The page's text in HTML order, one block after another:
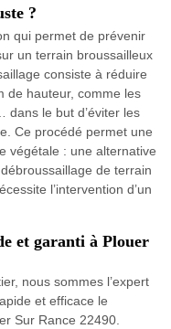
?
qui permet de prévenir
un terrain broussailleux
consiste à réduire
de hauteur, comme les
dans le but d’éviter les
Ce procédé permet une
végétale : une alternative
de terrain
l’intervention d’un
et garanti à Plouer
nous sommes l’expert
et efficace le
Sur Rance 22490.